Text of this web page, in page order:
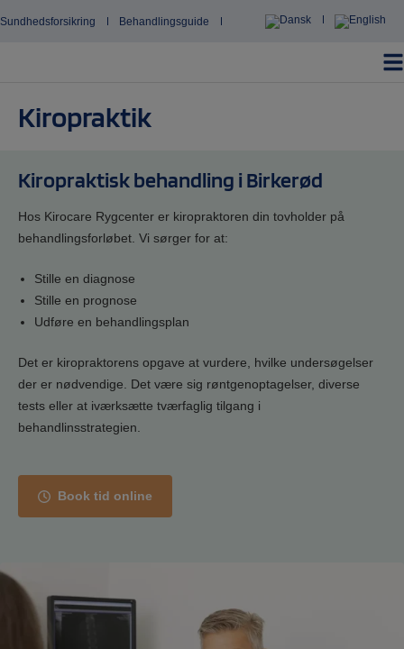
Sundhedsforsikring Behandlingsguide
Kiropraktik
Kiropraktisk behandling i Birkerød
Hos Kirocare Rygcenter er kiropraktoren din tovholder på
behandlingsforløbet. Vi sørger for at:
Stille en diagnose
Stille en prognose
Udføre en behandlingsplan
Det er kiropraktorens opgave at vurdere, hvilke undersøgelser
der er nødvendige. Det være sig røntgenoptagelser, diverse
tests eller at iværksætte tværfaglig tilgang i
behandlinsstrategien.
Book tid online